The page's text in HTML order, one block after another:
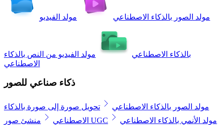
مولد الصور بالذكاء الاصطناعي مولد الفيديو
بالذكاء الاصطناعي
مولد الفيديو من النص بالذكاء
الاصطناعي
ذكاء صناعي للصور
مولد الصور بالذكاء الاصطناعي
تحويل صورة إلى صورة بالذكاء
الاصطناعي منشئ صور UGC
مولد الأنمي بالذكاء الاصطناعي